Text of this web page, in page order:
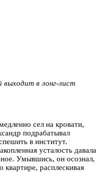
выходит в лонг-лист
сел на кровати,
подрабатывал
в институт.
усталость давала
Умывшись, он осознал,
квартире, расплескивая